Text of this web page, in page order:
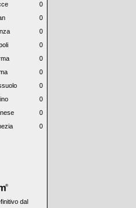
0
0
0
0
0
0
0
0
0
0
dal